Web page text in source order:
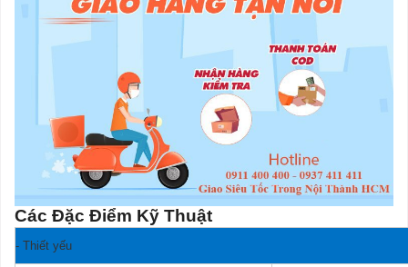
Các Đặc Điểm Kỹ Thuật
- Thiết yếu